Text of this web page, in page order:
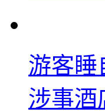
游客睡
涉事酒